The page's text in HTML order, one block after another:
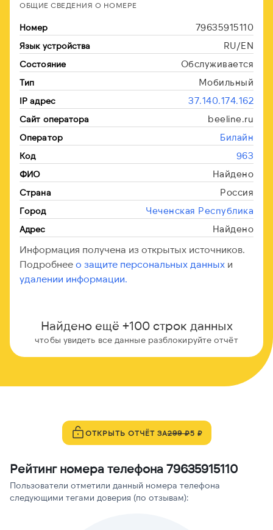
ОБЩИЕ СВЕДЕНИЯ О НОМЕРЕ
Номер 79635915110
Язык устройства RU/EN
Состояние Обслуживается
Тип Мобильный
IP адрес 37.140.174.162
Сайт оператора beeline.ru
Оператор Билайн
Код 963
ФИО Найдено
Страна Россия
Город Чеченская Республика
Адрес Найдено
Информация получена из открытых источников.
Подробнее о защите персональных данных и
удалении информации.
Найдено ещё +100 строк данных
чтобы увидеть все данные разблокируйте отчёт
ОТКРЫТЬ ОТЧЁТ ЗА299 ₽5 ₽
Рейтинг номера телефона 79635915110
Пользователи отметили данный номера телефона
следующими тегами доверия (по отзывам):